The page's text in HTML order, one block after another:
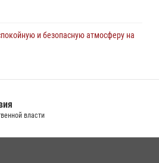
и безопасную атмосферу на
мероприятиях: от
России
Прокуратура Республики Мордовия
Официальный сайт